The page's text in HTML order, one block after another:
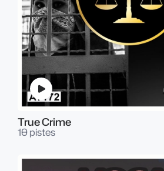
True Crime
10 pistes